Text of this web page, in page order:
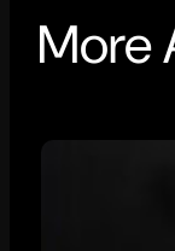
More